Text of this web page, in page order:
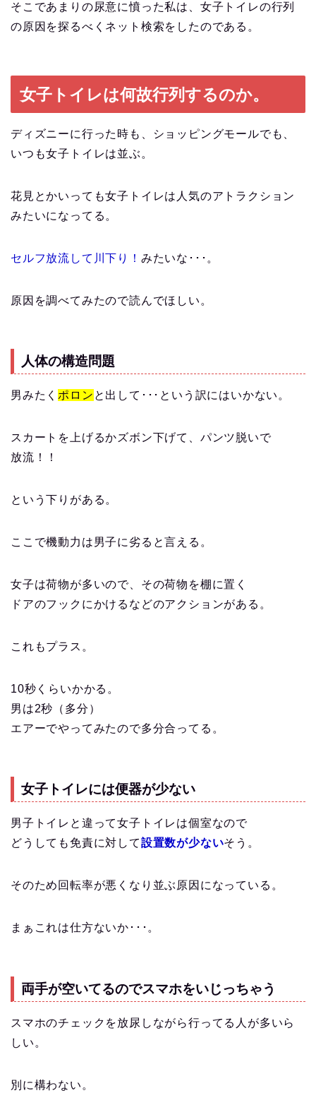
そこであまりの尿意に憤った私は、女子トイレの行列
の原因を探るべくネット検索をしたのである。
女子トイレは何故行列するのか。
ディズニーに行った時も、ショッピングモールでも、
いつも女子トイレは並ぶ。
花見とかいっても女子トイレは人気のアトラクション
みたいになってる。
セルフ放流して川下り！ みたいな･･･。
原因を調べてみたので読んでほしい。
人体の構造問題
男みたく ポロン と出して･･･という訳にはいかない。
スカートを上げるかズボン下げて、パンツ脱いで
放流！！
という下りがある。
ここで機動力は男子に劣ると言える。
女子は荷物が多いので、その荷物を棚に置く
ドアのフックにかけるなどのアクションがある。
これもプラス。
10秒くらいかかる。
男は2秒（多分）
エアーでやってみたので多分合ってる。
女子トイレには便器が少ない
男子トイレと違って女子トイレは個室なので
どうしても免責に対して設置数が少ないそう。
そのため回転率が悪くなり並ぶ原因になっている。
まぁこれは仕方ないか･･･。
両手が空いてるのでスマホをいじっちゃう
スマホのチェックを放尿しながら行ってる人が多いら
しい。
別に構わない。